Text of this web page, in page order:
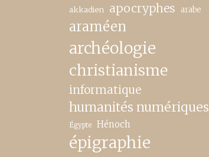
akkadien apocryphes arabe
araméen
archéologie
christianisme
informatique
humanités numériques
Égypte Hénoch
épigraphie